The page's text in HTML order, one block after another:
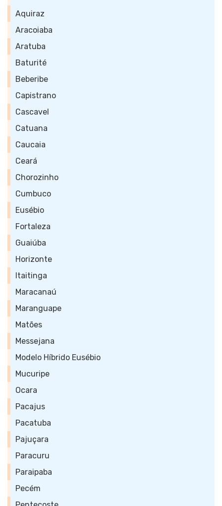
Aquiraz
Aracoiaba
Aratuba
Baturité
Beberibe
Capistrano
Cascavel
Catuana
Caucaia
Ceará
Chorozinho
Cumbuco
Eusébio
Fortaleza
Guaiúba
Horizonte
Itaitinga
Maracanaú
Maranguape
Matões
Messejana
Modelo Híbrido Eusébio
Mucuripe
Ocara
Pacajus
Pacatuba
Pajuçara
Paracuru
Paraipaba
Pecém